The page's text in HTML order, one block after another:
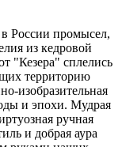
России промысел,
из кедровой
"Кезера" сплелись
территорию
изобразительная
и эпохи. Мудрая
ручная
и добрая аура